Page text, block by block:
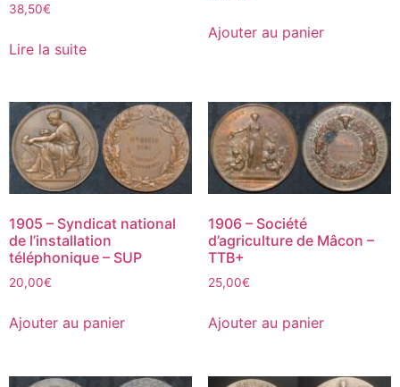
38,50€
Lire la suite
Ajouter au panier
1905 – Syndicat national
de l’installation
téléphonique – SUP
20,00€
Ajouter au panier
1906 – Société
d’agriculture de Mâcon –
TTB+
25,00€
Ajouter au panier